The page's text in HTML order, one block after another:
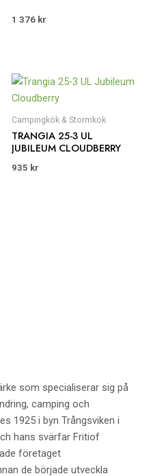
1 376 kr
Campingkök & Stormkök
TRANGIA 25-3 UL
JUBILEUM CLOUDBERRY
935 kr
som specialiserar sig på
camping och
1925 i byn Trångsviken i
hans svärfar Fritiof
företaget
de började utveckla